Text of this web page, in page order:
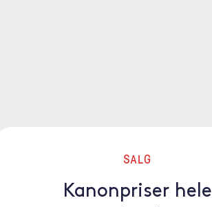
SALG
Kanonpriser hele